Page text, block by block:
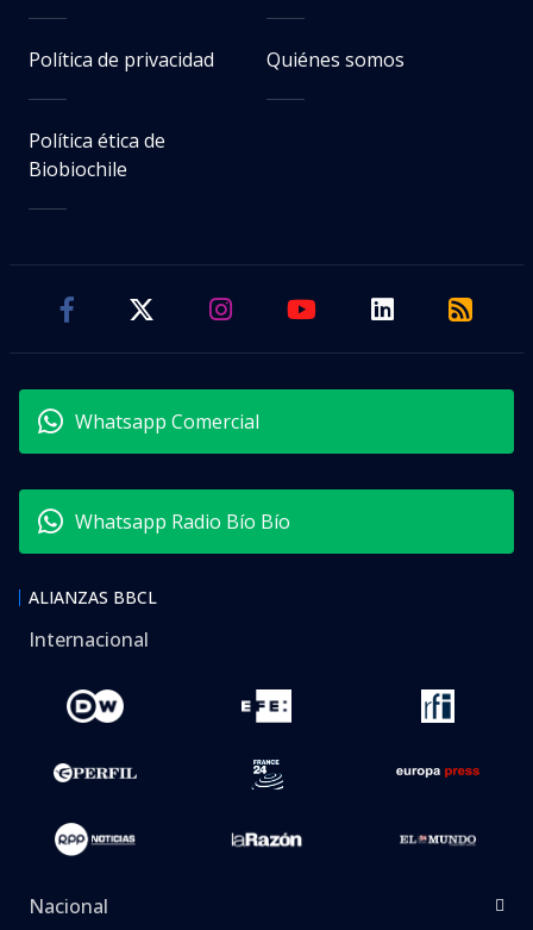
Política de privacidad Quiénes somos
Política ética de
Biobiochile
Whatsapp Comercial
Whatsapp Radio Bío Bío
ALIANZAS BBCL
Internacional
Nacional